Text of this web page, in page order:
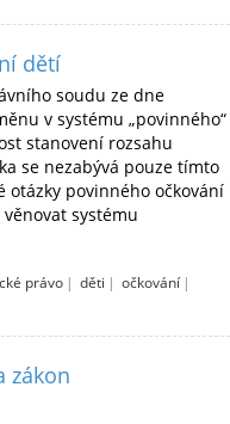
dětí
soudu ze dne
v systému „povinného“
stanovení rozsahu
se nezabývá pouze tímto
povinného očkování
systému
právo | děti | očkování |
zákon